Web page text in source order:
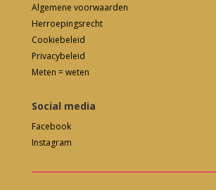
Algemene voorwaarden
Herroepingsrecht
Cookiebeleid
Privacybeleid
Meten = weten
Social media
Facebook
Instagram